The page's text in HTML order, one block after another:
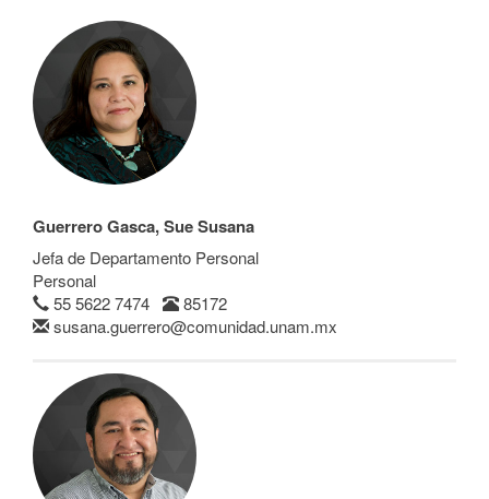
Guerrero Gasca, Sue Susana
Jefa de Departamento Personal
Personal
55 5622 7474
85172
susana.guerrero@comunidad.unam.mx